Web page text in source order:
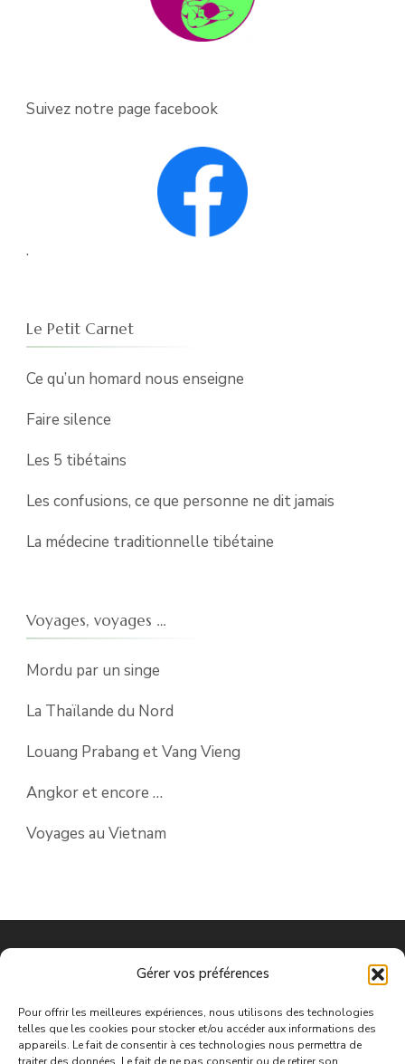
Gérer vos préférences
Pour offrir les meilleures expériences, nous utilisons des technologies
telles que les cookies pour stocker et/ou accéder aux informations des
appareils. Le fait de consentir à ces technologies nous permettra de
Suivez notre page facebook
.
Le Petit Carnet
Ce qu’un homard nous enseigne
Faire silence
Les 5 tibétains
Les confusions, ce que personne ne dit jamais
La médecine traditionnelle tibétaine
Voyages, voyages …
Mordu par un singe
La Thaïlande du Nord
Louang Prabang et Vang Vieng
Angkor et encore …
Voyages au Vietnam
Nos conditions générales de ventes
Mentions légales